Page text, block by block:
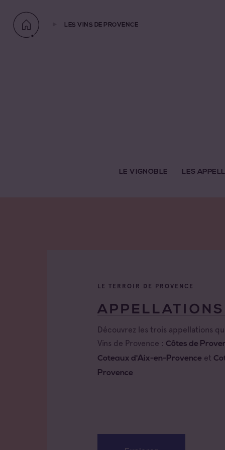
LES VINS DE PROVENCE
LE VIGNOBLE LES
LE TERROIR DE PROVENCE
APPELLATIONS
Découvrez les trois appellations
Vins de Provence : Côtes de
Coteaux d'Aix-en-Provence et
Provence